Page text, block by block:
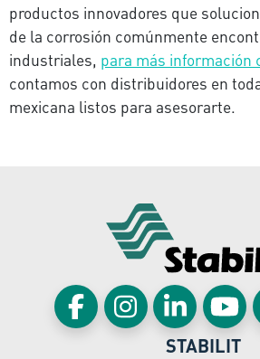
productos innovadores que
de la corrosión comúnmente
industriales, para más información
contamos con distribuidores en
mexicana listos para asesorarte.
STABILIT